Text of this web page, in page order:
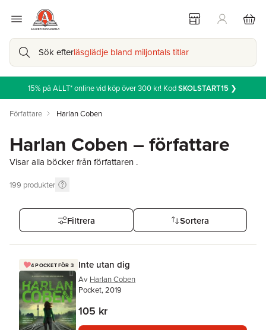
Sök efterläsglädje bland miljontals titlar
15% på ALLT* online vid köp över 300 kr! KodSKOLSTART15❯
Författare Harlan Coben
Harlan Coben – författare
Visar alla böcker från författaren .
199 produkter
Filtrera Sortera
4 POCKET FÖR 3 Inte utan dig
Av Harlan Coben
Pocket, 2019
105 kr